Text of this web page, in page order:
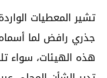
تشير المعطيات
جذري رافض لما أسماه
هذه الهيئات، سواء